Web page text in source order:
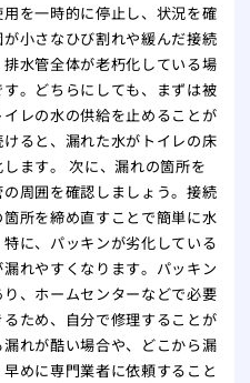
を一時的に停止し、状況を確
小さなひび割れや緩んだ接続
水管全体が老朽化している場
。どちらにしても、まずは被
レの水の供給を止めることが
ると、漏れた水がトイレの床
ます。 次に、漏れの箇所を
周囲を確認しましょう。接続
所を締め直すことで簡単に水
に、パッキンが劣化している
れやすくなります。パッキン
、ホームセンターなどで必要
ため、自分で修理することが
れが酷い場合や、どこから漏
めに専門業者に依頼すること